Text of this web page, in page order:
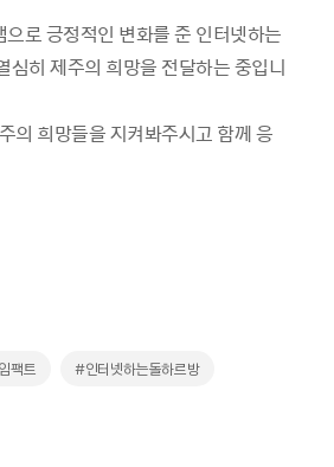
로 긍정적인 변화를 준 인터넷하는
심히 제주의 희망을 전달하는 중입니
의 희망들을 지켜봐주시고 함께 응
팩트 #인터넷하는돌하르방